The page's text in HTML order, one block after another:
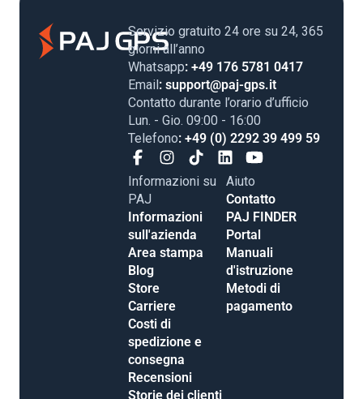
Servizio gratuito 24 ore su 24, 365
giorni all’anno
Whatsapp: +49 176 5781 0417
Email: support@paj-gps.it
Contatto durante l’orario d’ufficio
Lun. - Gio. 09:00 - 16:00
Telefono: +49 (0) 2292 39 499 59
Informazioni su
PAJ
Informazioni
sull'azienda
Area stampa
Blog
Store
Carriere
Costi di
spedizione e
consegna
Recensioni
Storie dei clienti
Aiuto
Contatto
PAJ FINDER
Portal
Manuali
d'istruzione
Metodi di
pagamento